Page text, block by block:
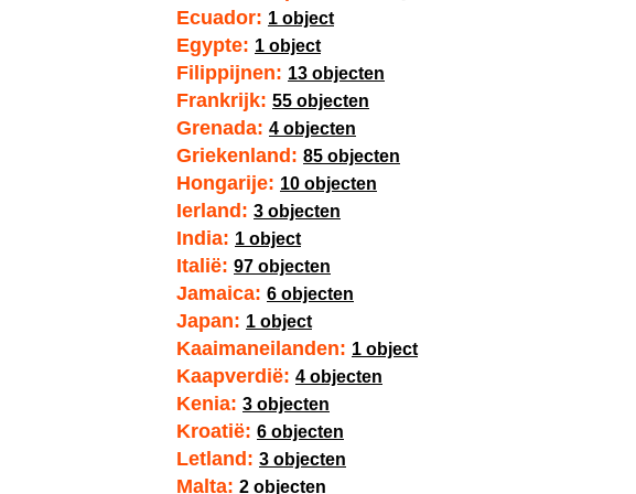
Ecuador: 1 object
Egypte: 1 object
Filippijnen: 13 objecten
Frankrijk: 55 objecten
Grenada: 4 objecten
Griekenland: 85 objecten
Hongarije: 10 objecten
Ierland: 3 objecten
India: 1 object
Italië: 97 objecten
Jamaica: 6 objecten
Japan: 1 object
Kaaimaneilanden: 1 object
Kaapverdië: 4 objecten
Kenia: 3 objecten
Kroatië: 6 objecten
Letland: 3 objecten
Malta: 2 objecten